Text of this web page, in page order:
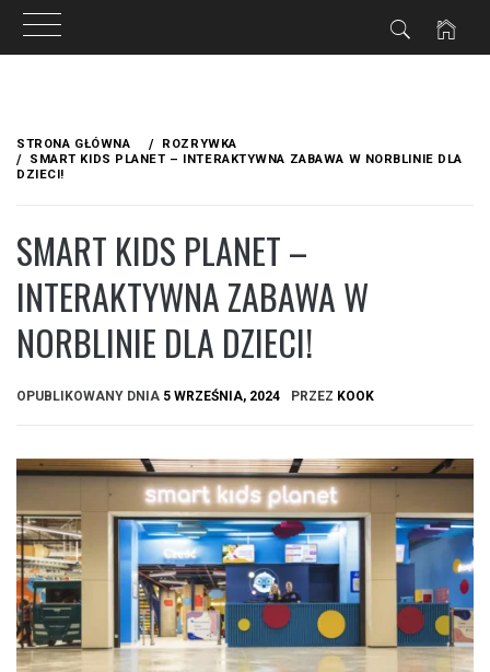
treści
STRONA GŁÓWNA
ROZRYWKA
SMART KIDS PLANET – INTERAKTYWNA ZABAWA W NORBLINIE DLA
DZIECI!
SMART KIDS PLANET –
INTERAKTYWNA ZABAWA W
NORBLINIE DLA DZIECI!
OPUBLIKOWANY DNIA 5 WRZEŚNIA, 2024 PRZEZ KOOK